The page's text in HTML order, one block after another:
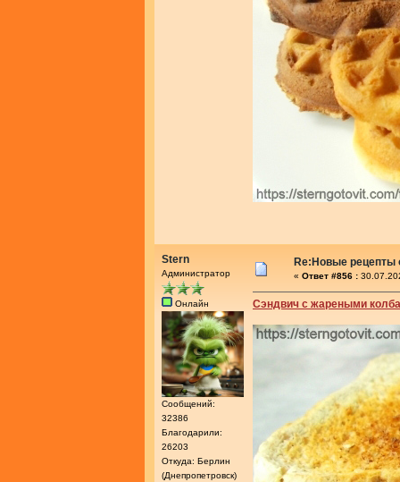
Stern
Администратор
Онлайн
Сообщений:
32386
Благодарили:
26203
Откуда: Берлин
(Днепропетровск)
Re:Новые рецепты
« Ответ #856 :
Сэндвич с жареными